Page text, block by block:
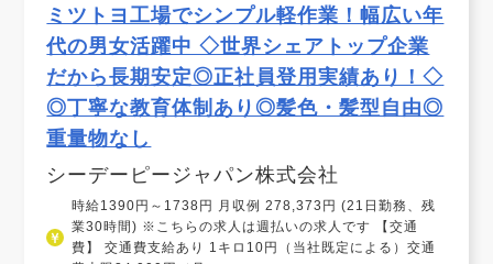
ミツトヨ工場でシンプル軽作業！幅広い年
代の男女活躍中 ◇世界シェアトップ企業
だから長期安定◎正社員登用実績あり！◇
◎丁寧な教育体制あり◎髪色・髪型自由◎
重量物なし
シーデーピージャパン株式会社
時給1390円～1738円 月収例 278,373円 (21日勤務、残
業30時間) ※こちらの求人は週払いの求人です 【交通
費】 交通費支給あり 1キロ10円（当社既定による）交通